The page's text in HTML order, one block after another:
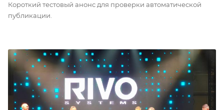
Короткий тестовый анонс для проверки автоматической
публикации.